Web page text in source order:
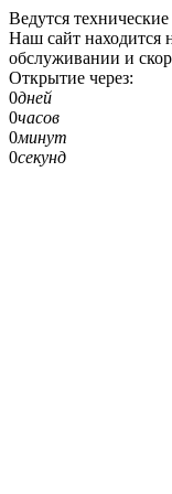
Ведутся
Наш сайт находится
обслуживании и
Открытие через:
0дней
0часов
0минут
0секунд